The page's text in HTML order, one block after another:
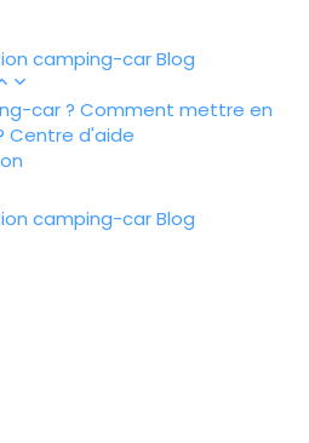
camping-carBlog
car ? Comment mettre en
Centre d'aide
camping-carBlog